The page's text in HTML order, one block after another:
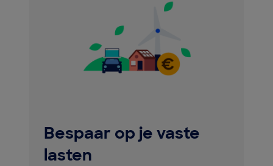
Bespaar op je vaste
lasten